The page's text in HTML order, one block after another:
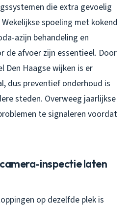
die extra gevoelig
spoeling met kokend
azijn behandeling en
de afvoer zijn essentieel. Door
Den Haagse wijken is er
dus preventief onderhoud is
steden. Overweeg jaarlijkse
te signaleren voordat
inspectie laten
op dezelfde plek is